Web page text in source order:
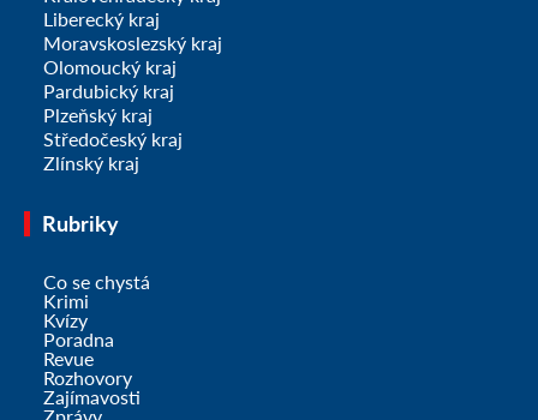
Liberecký kraj
Moravskoslezský kraj
Olomoucký kraj
Pardubický kraj
Plzeňský kraj
Středočeský kraj
Zlínský kraj
Rubriky
Co se chystá
Krimi
Kvízy
Poradna
Revue
Rozhovory
Zajímavosti